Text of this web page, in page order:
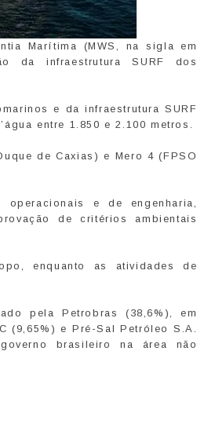
Marítima (MWS, na sigla em
da infraestrutura SURF dos
e da infraestrutura SURF
entre 1.850 e 2.100 metros.
de Caxias) e Mero 4 (FPSO
e de engenharia,
de critérios ambientais
enquanto as atividades de
pela Petrobras (38,6%), em
(9,65%) e Pré-Sal Petróleo S.A.
brasileiro na área não